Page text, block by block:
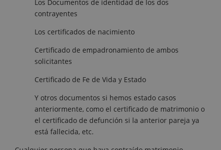
Los Documentos de identidad de los dos
contrayentes
Los certificados de nacimiento
Certificado de empadronamiento de ambos
solicitantes
Certificado de Fe de Vida y Estado
Y otros documentos si hemos estado casos
anteriormente, como el certificado de matrimonio o
el certificado de defunción si la anterior pareja ya
está fallecida, etc.